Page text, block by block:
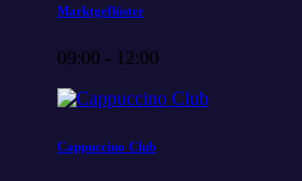
Marktgeflüster
09:00 - 12:00
Cappuccino Club